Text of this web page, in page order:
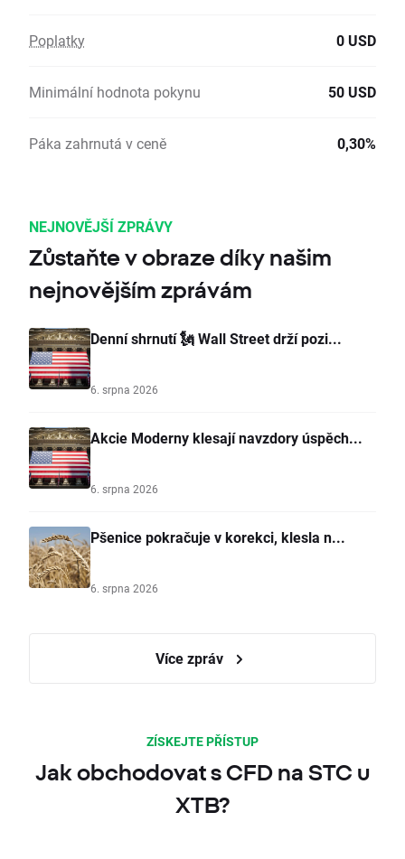
Poplatky 0 USD
Minimální hodnota pokynu 50 USD
Páka zahrnutá v ceně 0,30%
NEJNOVĚJŠÍ ZPRÁVY
Zůstaňte v obraze díky našim
nejnovějším zprávám
Denní shrnutí 🗽 Wall Street drží pozi...
6. srpna 2026
Akcie Moderny klesají navzdory úspěch...
6. srpna 2026
Pšenice pokračuje v korekci, klesla n...
6. srpna 2026
Více zpráv
ZÍSKEJTE PŘÍSTUP
Jak obchodovat s CFD na STC u
XTB?